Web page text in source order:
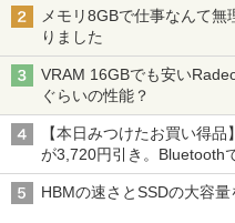
メモリ8GBで仕事なんて
りました
VRAM 16GBでも安い
ぐらいの性能？
【本日みつけたお買い得
が3,720円引き。Bluetooth
HBMの速さとSSDの大容